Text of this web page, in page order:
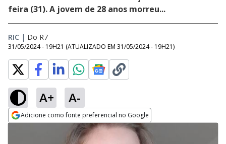
feira (31). A jovem de 28 anos morreu...
RIC | Do R7
31/05/2024 - 19H21 (ATUALIZADO EM 31/05/2024 - 19H21)
A+ A-
Adicione como fonte preferencial no Google
Opens in new window